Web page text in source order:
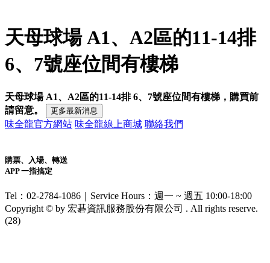
天母球場 A1、A2區的11-14排
6、7號座位間有樓梯
天母球場 A1、A2區的11-14排 6、7號座位間有樓梯，購買前
請留意。
更多最新消息
味全龍官方網站 味全龍線上商城 聯絡我們
購票、入場、轉送
APP 一指搞定
Tel：02-2784-1086｜Service Hours：週一 ~ 週五 10:00-18:00
Copyright © by 宏碁資訊服務股份有限公司 . All rights reserve.
(28)